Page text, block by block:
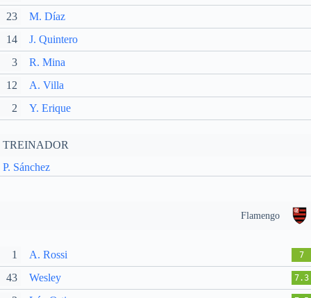
23
M. Díaz
14
J. Quintero
3
R. Mina
12
A. Villa
2
Y. Erique
TREINADOR
P. Sánchez
Flamengo
1 A. Rossi 7
43 Wesley 7.3